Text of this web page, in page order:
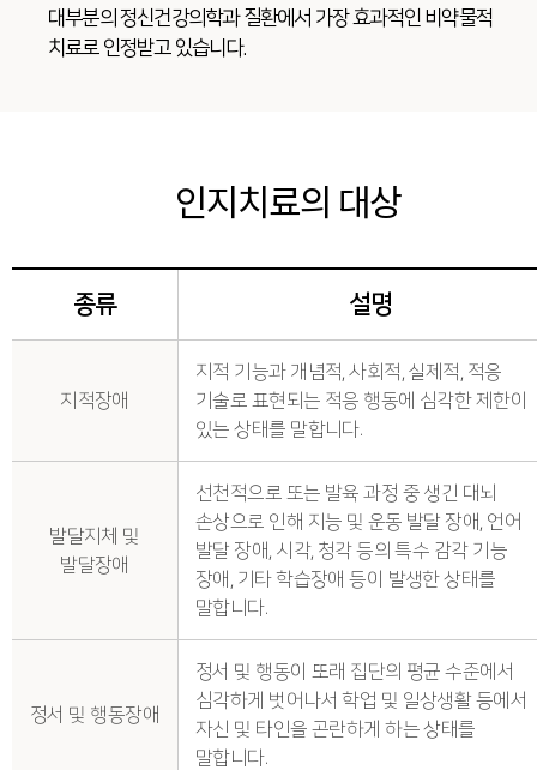
대부분의 정신건강의학과 질환에서 가장 효과적인 비약물적
치료로 인정받고 있습니다.
인지치료의 대상
종류 설명
지적장애
지적 기능과 개념적, 사회적, 실제적, 적응
기술로 표현되는 적응 행동에 심각한 제한이
있는 상태를 말합니다.
발달지체 및
발달장애
선천적으로 또는 발육 과정 중 생긴 대뇌
손상으로 인해 지능 및 운동 발달 장애, 언어
발달 장애, 시각, 청각 등의 특수 감각 기능
장애, 기타 학습장애 등이 발생한 상태를
말합니다.
정서 및 행동장애
정서 및 행동이 또래 집단의 평균 수준에서
심각하게 벗어나서 학업 및 일상생활 등에서
자신 및 타인을 곤란하게 하는 상태를
말합니다.